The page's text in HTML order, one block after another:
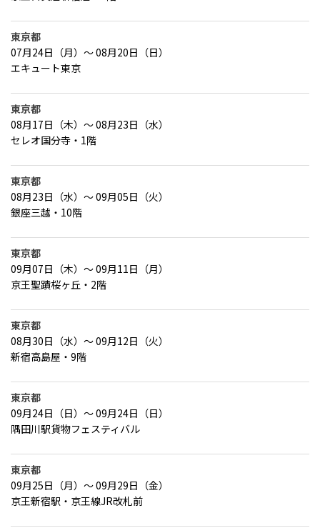
東京都
07月24日（月）～ 08月20日（日）
エキュート東京
東京都
08月17日（木）～ 08月23日（水）
セレオ国分寺・1階
東京都
08月23日（水）～ 09月05日（火）
銀座三越・10階
東京都
09月07日（木）～ 09月11日（月）
京王聖蹟桜ヶ丘・2階
東京都
08月30日（水）～ 09月12日（火）
新宿高島屋・9階
東京都
09月24日（日）～ 09月24日（日）
隅田川駅貨物フェスティバル
東京都
09月25日（月）～ 09月29日（金）
京王新宿駅・京王線JR改札前